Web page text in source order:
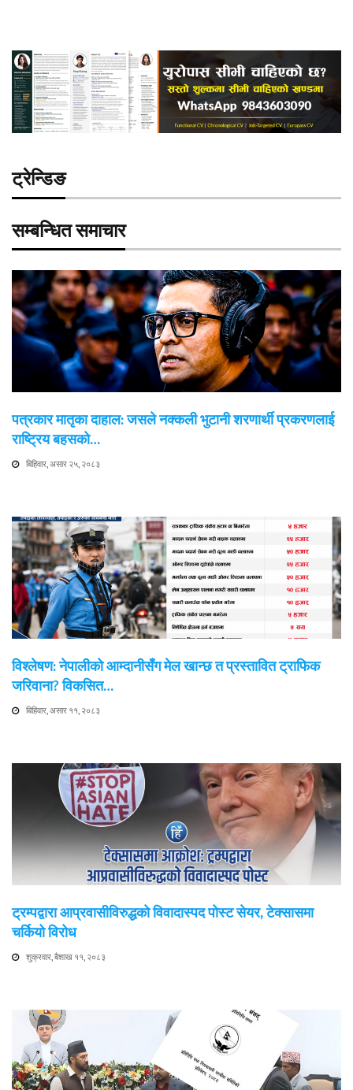
ट्रेन्डिङ
सम्बन्धित समाचार
पत्रकार मातृका दाहाल: जसले नक्कली भुटानी शरणार्थी प्रकरणलाई
राष्ट्रिय बहसको…
बिहिवार, असार २५, २०८३
विश्लेषण: नेपालीको आम्दानीसँग मेल खान्छ त प्रस्तावित ट्राफिक
जरिवाना? विकसित…
बिहिवार, असार ११, २०८३
ट्रम्पद्वारा आप्रवासीविरुद्धको विवादास्पद पोस्ट सेयर, टेक्सासमा
चर्कियो विरोध
शुक्रवार, बैशाख ११, २०८३